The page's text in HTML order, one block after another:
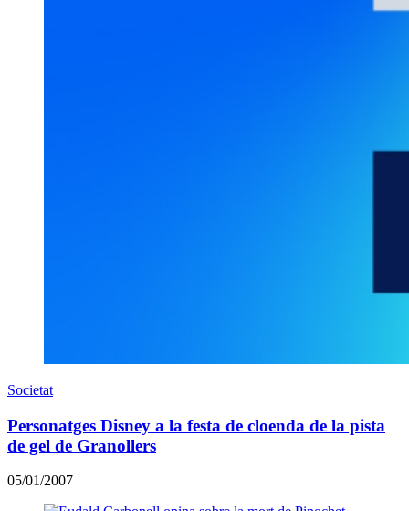
Societat
Personatges Disney a la festa de cloenda de la pista
de gel de Granollers
05/01/2007